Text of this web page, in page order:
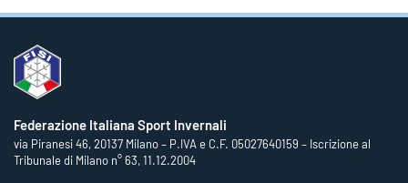
Federazione Italiana Sport Invernali
via Piranesi 46, 20137 Milano – P.IVA e C.F. 05027640159 – Iscrizione al
Tribunale di Milano n° 63, 11.12.2004